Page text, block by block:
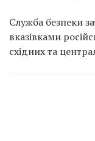
Служба безпеки
вказівками
східних та